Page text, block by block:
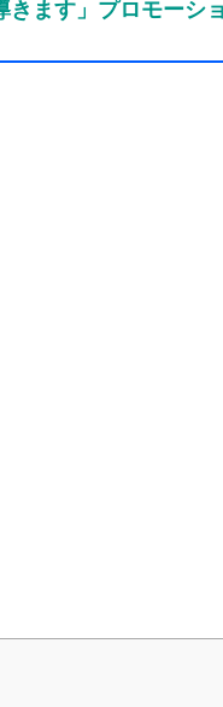
きます」プロモーシ